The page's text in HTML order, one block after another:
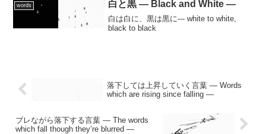
words 白と黒 — Black and White —
白は白に、黒は黒に--- white to white,
black to black
落下しては上昇していく言葉 — Words
which are rising since falling —
ブレながら落下する言葉 — The words
which fall though they’re blurred —